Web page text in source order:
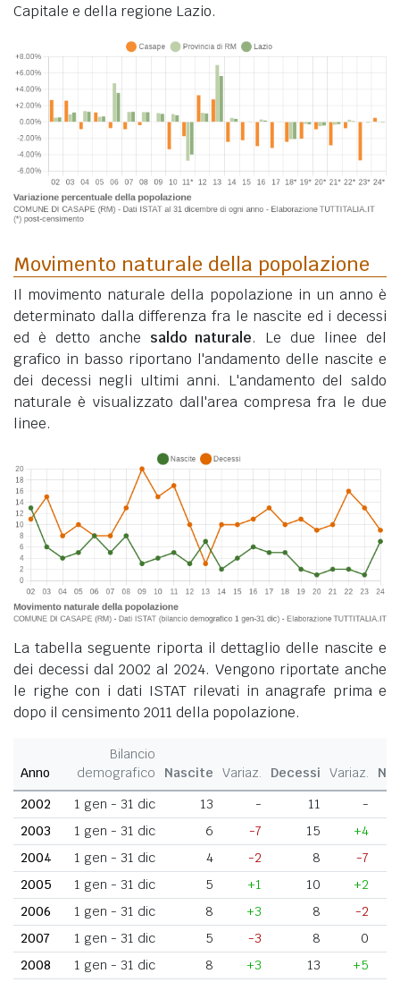
Capitale e della regione Lazio.
Movimento naturale della popolazione
Il movimento naturale della popolazione in un anno è
determinato dalla differenza fra le nascite ed i decessi
ed è detto anche saldo naturale. Le due linee del
grafico in basso riportano l'andamento delle nascite e
dei decessi negli ultimi anni. L'andamento del saldo
naturale è visualizzato dall'area compresa fra le due
linee.
La tabella seguente riporta il dettaglio delle nascite e
dei decessi dal 2002 al 2024. Vengono riportate anche
le righe con i dati ISTAT rilevati in anagrafe prima e
dopo il censimento 2011 della popolazione.
Anno
Bilancio
demografico
Nascite Variaz. Decessi Variaz.
2002
1 gen - 31 dic 13 - 11
-
2003
1 gen - 31 dic 6 -7 15
+4
2004
1 gen - 31 dic 4 -2 8
-7
2005
1 gen - 31 dic 5 +1 10
+2
2006
1 gen - 31 dic 8 +3 8
-2
2007
1 gen - 31 dic 5 -3 8
0
2008
1 gen - 31 dic 8 +3 13
+5